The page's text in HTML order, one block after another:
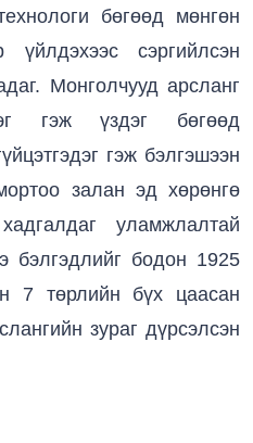
бөгөөд мөнгөн
үйлдэхээс сэргийлсэн
Монголчууд арсланг
гэж үздэг бөгөөд
гэж бэлгэшээн
залан эд хөрөнгө
уламжлалтай
бэлгэдлийг бодон 1925
7 төрлийн бүх цаасан
зураг дүрсэлсэн